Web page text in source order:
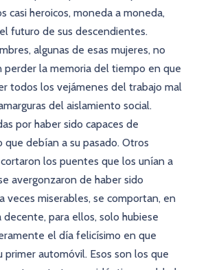
casi heroicos, moneda a moneda,
futuro de sus descendientes.
algunas de esas mujeres, no
perder la memoria del tiempo en que
todos los vejámenes del trabajo mal
del aislamiento social.
por haber sido capaces de
debían a su pasado. Otros
los puentes que los unían a
avergonzaron de haber sido
veces miserables, se comportan, en
decente, para ellos, solo hubiese
el día felicísimo en que
primer automóvil. Esos son los que